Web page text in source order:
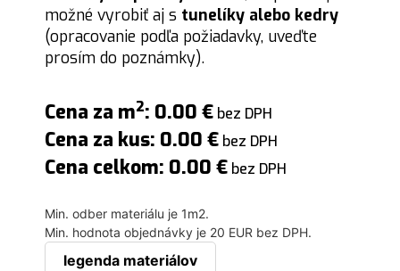
možné vyrobiť aj s tunelíky alebo kedry
(opracovanie podľa požiadavky, uveďte
prosím do poznámky).
Cena za m2: 0.00 € bez DPH
Cena za kus: 0.00 € bez DPH
Cena celkom: 0.00 € bez DPH
Min. odber materiálu je 1m2.
Min. hodnota objednávky je 20 EUR bez DPH.
legenda materiálov